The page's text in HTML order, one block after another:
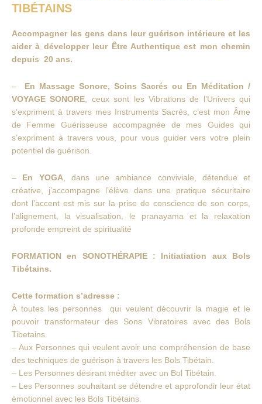
TIBÉTAINS
Accompagner les gens dans leur guérison intérieure et les
aider à développer leur Être Authentique est mon chemin
depuis 20 ans.
– En
Massage Sonore, Soins Sacrés ou En Méditation /
VOYAGE SONORE , ceux sont les Vibrations de l’Univers qui
s’expriment à travers mes Instruments Sacrés, c’est mon Âme
de Femme Guérisseuse accompagnée de mes Guides qui
s’expriment à travers vous, pour vous guider vers votre plein
potentiel de guérison.
– En YOGA, dans une ambiance conviviale, détendue et
créative, j’accompagne l’élève dans une pratique sécuritaire
dont l’accent est mis sur la prise de conscience de son corps,
l’alignement, la visualisation, le pranayama et la relaxation
profonde empreint de spiritualité
FORMATION en SONOTHÉRAPIE : Initiatiation aux Bols
Tibétains.
Cette formation s’adresse :
À toutes les personnes qui veulent découvrir la magie et le
pouvoir transformateur des Sons Vibratoires avec des Bols
Tibetains.
– Aux Personnes qui veulent avoir une compréhension de base
des techniques de guérison à travers les Bols Tibétain.
– Les Personnes désirant méditer avec un Bol Tibétain.
– Les Personnes souhaitant se détendre et approfondir leur état
émotionnel avec les Bols Tibétains.